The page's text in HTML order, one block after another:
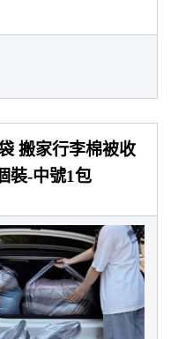
搬家行李棉被收
裝-中號1包